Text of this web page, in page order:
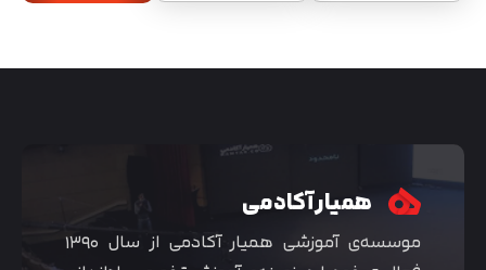
همیار آکادمی
موسسه‌ی آموزشی همیار آکادمی از سال ۱۳۹۰